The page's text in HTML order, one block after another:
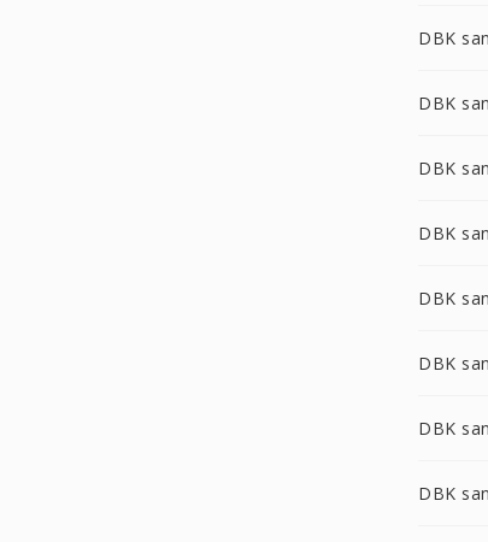
DBK
DBK
DBK
DBK
DBK
DBK
DBK
DBK